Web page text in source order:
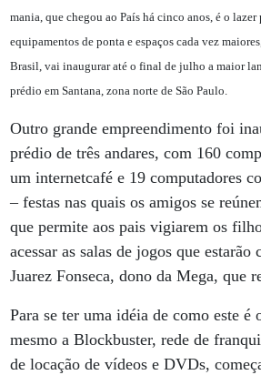
mania, que chegou ao País há cinco anos, é o
equipamentos de ponta e espaços cada vez
Brasil, vai inaugurar até o final de julho a maior
prédio em Santana, zona norte de São Paulo.
Outro grande empreendimento foi
prédio de três andares, com 160
um internetcafé e 19 computadores
– festas nas quais os amigos se
que permite aos pais vigiarem os
acessar as salas de jogos que
Juarez Fonseca, dono da Mega, que
Para se ter uma idéia de como este
mesmo a Blockbuster, rede de
de locação de vídeos e DVDs,